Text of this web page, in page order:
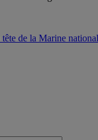
de la Marine